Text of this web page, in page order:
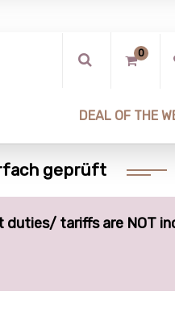
0
DEAL OF THE
geprüft
duties/ tariffs are NOT